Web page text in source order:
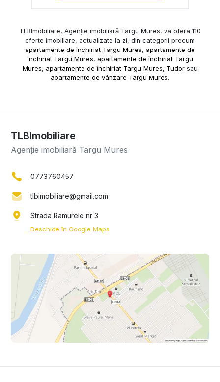
TLBImobiliare, Agenție imobiliară Targu Mures, va ofera 110
oferte imobiliare, actualizate la zi, din categorii precum
apartamente de închiriat Targu Mures, apartamente de
închiriat Targu Mures, apartamente de închiriat Targu
Mures, apartamente de închiriat Targu Mures, Tudorsau
apartamente de vânzare Targu Mures.
TLBImobiliare
Agenție imobiliară Targu Mures
0773760457
tlbimobiliare@gmail.com
Strada Ramurele nr 3
Deschide în Google Maps